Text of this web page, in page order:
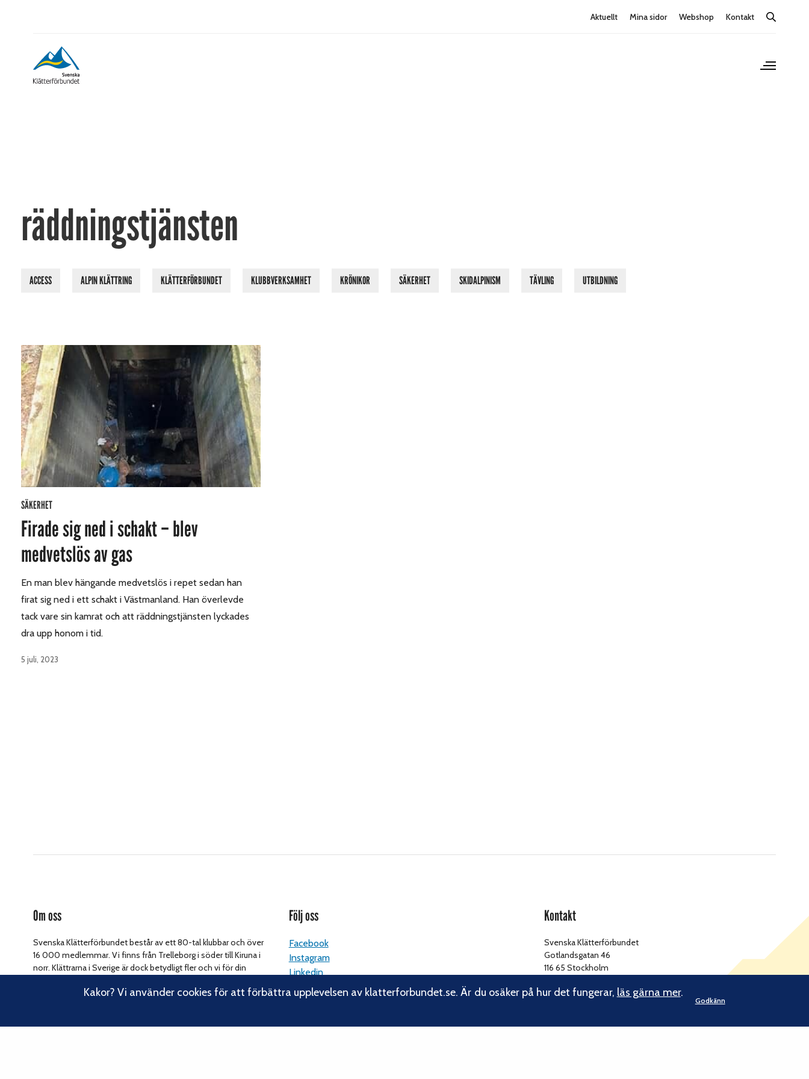
Aktuellt Mina sidor Webshop Kontakt
räddningstjänsten
ACCESS ALPIN KLÄTTRING KLÄTTERFÖRBUNDET KLUBBVERKSAMHET KRÖNIKOR SÄKERHET SKIDALPINISM TÄVLING UTBILDNING
SÄKERHET
Firade sig ned i schakt – blev
medvetslös av gas
En man blev hängande medvetslös i repet sedan han
firat sig ned i ett schakt i Västmanland. Han överlevde
tack vare sin kamrat och att räddningstjänsten lyckades
dra upp honom i tid.
5 juli, 2023
Om oss
Svenska Klätterförbundet består av ett 80-tal klubbar och över
16 000 medlemmar. Vi finns från Trelleborg i söder till Kiruna i
norr. Klättrarna i Sverige är dock betydligt fler och vi för din
hållbarhetsarbete.
Följ oss
Facebook
Instagram
Linkedin
Nyhetsbrev
Kontakt
Svenska Klätterförbundet
Gotlandsgatan 46
116 65 Stockholm
E-post: kansliet@klatterforbundet.rf.se
Kakor? Vi använder cookies för att förbättra upplevelsen av klatterforbundet.se. Är du osäker på hur det fungerar, läs gärna mer.
Godkänn